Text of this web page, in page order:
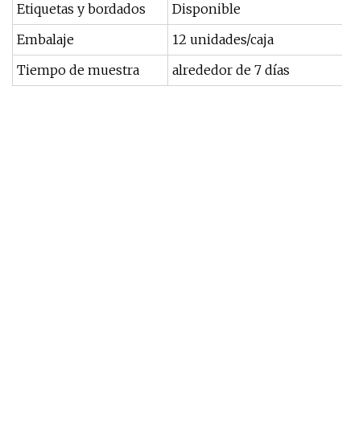
Etiquetas y bordados
Disponible
Embalaje
12 unidades/caja
Tiempo de muestra
alrededor de 7 días